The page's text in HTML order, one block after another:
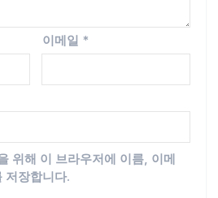
이메일 *
위해 이 브라우저에 이름, 이메
저장합니다.